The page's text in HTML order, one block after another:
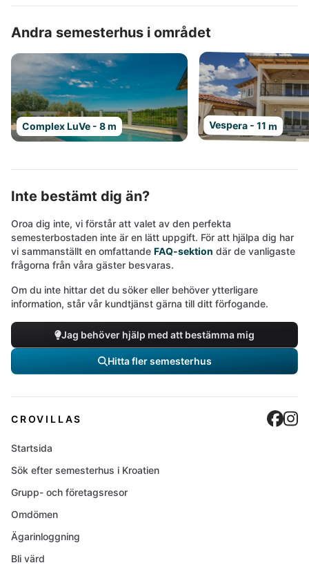
Andra semesterhus i området
Complex LuVe - 8 m Vespera - 11 m
Inte bestämt dig än?
Oroa dig inte, vi förstår att valet av den perfekta
semesterbostaden inte är en lätt uppgift. För att hjälpa dig har
vi sammanställt en omfattande FAQ-sektion där de vanligaste
frågorna från våra gäster besvaras.
Om du inte hittar det du söker eller behöver ytterligare
information, står vår kundtjänst gärna till ditt förfogande.
Jag behöver hjälp med att bestämma mig
Hitta fler semesterhus
CROVILLAS
Startsida
Sök efter semesterhus i Kroatien
Grupp- och företagsresor
Omdömen
Ägarinloggning
Bli värd